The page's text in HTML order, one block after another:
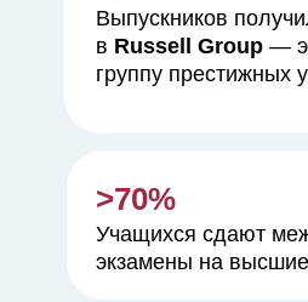
Выпускников
в Russell Group —
группу престижных
>70%
Учащихся сдают
экзамены на